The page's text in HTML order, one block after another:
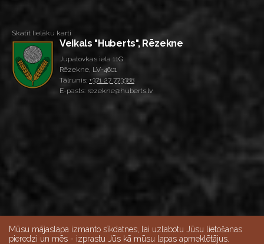
Skatīt lielāku karti
Veikals "Huberts", Rēzekne
Jupatovkas iela 11G
Rēzekne, LV-4601
Tālrunis: +371 27 773388
E-pasts: rezekne@huberts.lv
Mūsu mājaslapa izmanto sīkdatnes, lai uzlabotu Jūsu lietošanas
pieredzi un mēs - izprastu Jūs kā mūsu lapas apmeklētājus.